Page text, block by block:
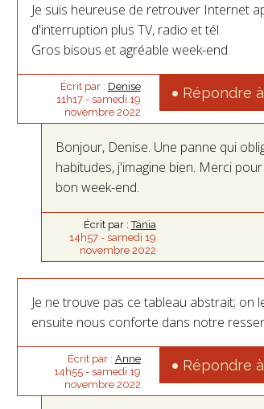
Je suis heureuse de retrouver Internet
d'interruption plus TV, radio et tél.
Gros bisous et agréable week-end.
Écrit par : Denise
11h17- samedi 19
novembre 2022
Répondre
Bonjour, Denise. Une panne qui
habitudes, j'imagine bien. Merci
bon week-end.
Écrit par :Tania
14h57- samedi 19
novembre 2022
Je ne trouve pas ce tableau abstrait; on
ensuite nous conforte dans notre
Écrit par : Anne
14h55- samedi 19
novembre 2022
Répondre